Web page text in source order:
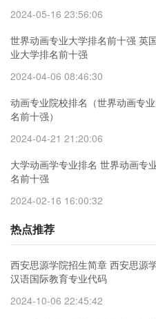
2024-05-16 23:56:06
世界动画专业大学排名前十强 英
业大学排名前十强
2024-04-06 08:46:30
动画专业院校排名（世界动画专
名前十强）
2024-04-21 21:20:06
大学动画学专业排名 世界动画专
名前十强
2024-02-16 16:00:32
热点推荐
西安思源学院招生简章 西安思源
汉语国际教育专业代码
2024-10-06 22:45:42